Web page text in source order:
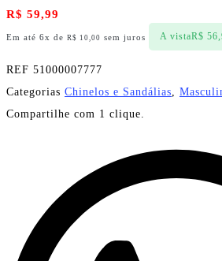
R$ 59,99
Em até 6x de R$ 10,00 sem juros A vistaR$
REF 51000007777
Categorias Chinelos e Sandálias
Compartilhe com 1 clique.